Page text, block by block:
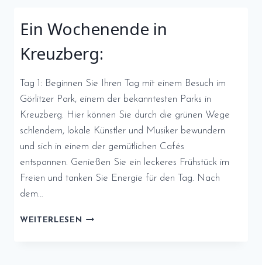
Ein Wochenende in
Kreuzberg:
Tag 1: Beginnen Sie Ihren Tag mit einem Besuch im
Görlitzer Park, einem der bekanntesten Parks in
Kreuzberg. Hier können Sie durch die grünen Wege
schlendern, lokale Künstler und Musiker bewundern
und sich in einem der gemütlichen Cafés
entspannen. Genießen Sie ein leckeres Frühstück im
Freien und tanken Sie Energie für den Tag. Nach
dem…
WEITERLESEN EIN